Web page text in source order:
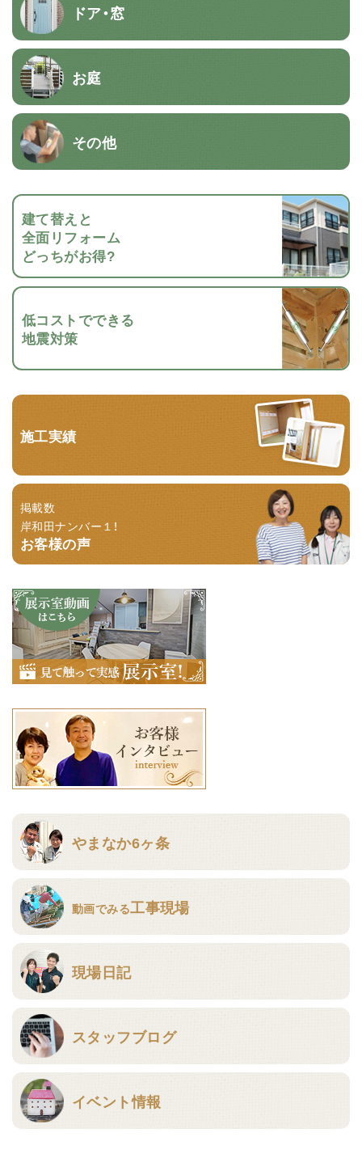
ドア・窓
お庭
その他
建て替えと
全面リフォーム
どっちがお得?
低コストでできる
地震対策
施工実績
掲載数
岸和田ナンバー１！
お客様の声
やまなか6ヶ条
動画でみる工事現場
現場日記
スタッフブログ
イベント情報